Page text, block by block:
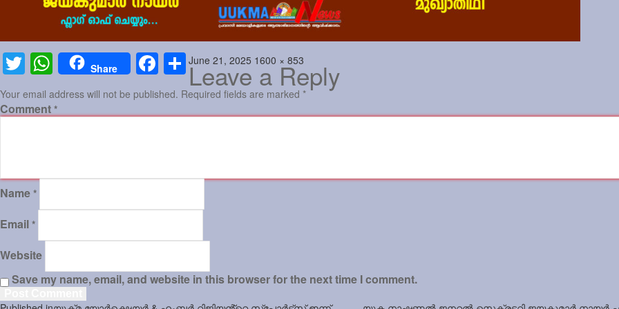
Twitter WhatsAppShare Facebook
Share
Posted
June 21, 2025 Full
size
1600 × 853
Leave a Reply
Your email address will not be published. Required fields are marked *
Comment *
Name *
Email *
Website
Save my name, email, and website in this browser for the next time I comment.